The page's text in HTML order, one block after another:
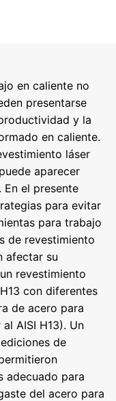
en caliente no
presentarse
y la
en caliente.
láser
aparecer
el presente
para evitar
para trabajo
de revestimiento
afectar su
revestimiento
con diferentes
de acero para
AISI H13). Un
de
adecuado para
del acero para